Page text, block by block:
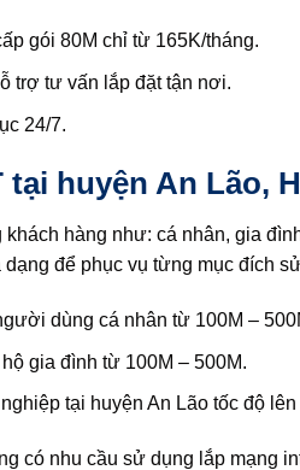
gói 80M chỉ từ 165K/tháng.
trợ tư vấn lắp đặt tận nơi.
24/7.
huyện An Lão,
hàng như: cá nhân, gia
để phục vụ từng mục đích
dùng cá nhân từ 100M –
gia đình từ 100M – 500M.
tại huyện An Lão tốc độ lên
có nhu cầu sử dụng lắp mạng